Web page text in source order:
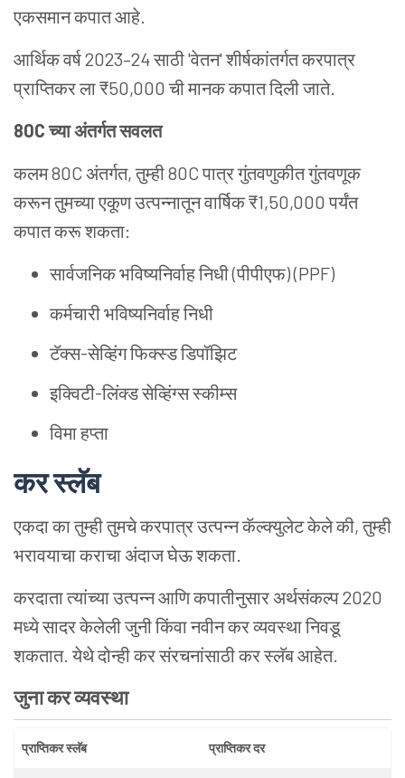
एकसमान कपात आहे.
आर्थिक वर्ष 2023–24 साठी 'वेतन' शीर्षकांतर्गत करपात्र
प्राप्तिकर ला ₹50,000 ची मानक कपात दिली जाते.
80C च्या अंतर्गत सवलत
कलम 80C अंतर्गत, तुम्ही 80C पात्र गुंतवणुकीत गुंतवणूक
करून तुमच्या एकूण उत्पन्नातून वार्षिक ₹1,50,000 पर्यंत
कपात करू शकता:
सार्वजनिक भविष्यनिर्वाह निधी (पीपीएफ) (PPF)
कर्मचारी भविष्यनिर्वाह निधी
टॅक्स-सेव्हिंग फिक्स्ड डिपॉझिट
इक्विटी-लिंक्ड सेव्हिंग्स स्कीम्स
विमा हप्ता
कर स्लॅब
एकदा का तुम्ही तुमचे करपात्र उत्पन्न कॅल्क्युलेट केले की, तुम्ही
भरावयाचा कराचा अंदाज घेऊ शकता.
करदाता त्यांच्या उत्पन्न आणि कपातीनुसार अर्थसंकल्प 2020
मध्ये सादर केलेली जुनी किंवा नवीन कर व्यवस्था निवडू
शकतात. येथे दोन्ही कर संरचनांसाठी कर स्लॅब आहेत.
जुना कर व्यवस्था
प्राप्तिकर स्लॅब प्राप्तिकर दर